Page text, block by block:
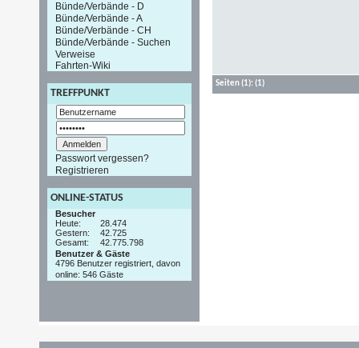
Bünde/Verbände - D
Bünde/Verbände - A
Bünde/Verbände - CH
Bünde/Verbände - Suchen
Verweise
Fahrten-Wiki
TREFFPUNKT
Passwort vergessen?
Registrieren
ONLINE-STATUS
Besucher
Heute:
28.474
Gestern:
42.725
Gesamt:
42.775.798
Benutzer & Gäste
4796 Benutzer registriert, davon
online: 546 Gäste
Seiten(1): (1)